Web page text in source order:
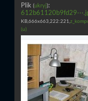
Plik (ukryj):
KB,666x663,222:221,
(u)